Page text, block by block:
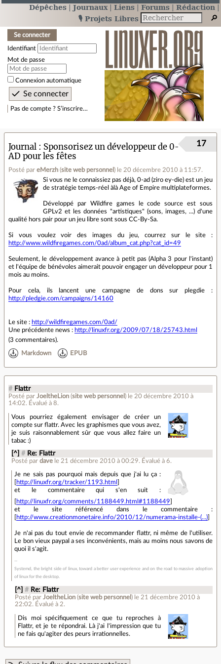
Dépêches Journaux Liens Forums
Rédaction
🎙️ Projets Libres
Se connecter
Identifiant
Mot de passe
Connexion automatique
Pas de compte ? S’inscrire…
Journal
Sponsorisez un développeur de 0-
AD pour les fêtes
Posté par eMerzh (site web personnel ) le 20 décembre 2010 à 11:57.
17
Si vous ne le connaissiez pas déjà, 0-ad (ziro ey-die) est un jeu
de stratégie temps-réel àlà Age of Empire multiplateformes.
Développé par Wildfire games le code source est sous
GPLv2 et les données "artistiques" (sons, images, ...) d'une
qualité hors pair pour un jeu libre sont sous CC-By-Sa.
Si vous voulez voir des images du jeu, courrez sur le site :
http://www.wildfiregames.com/0ad/album_cat.php?cat_id=49
Seulement, le développement avance à petit pas (Alpha 3 pour l'instant)
et l'équipe de bénévoles aimerait pouvoir engager un développeur pour 1
mois au moins.
Pour cela, ils lancent une campagne de dons sur plegdie :
http://pledgie.com/campaigns/14160
Le site : http://wildfiregames.com/0ad/
Une précédente news : http://linuxfr.org/2009/07/18/25743.html
(3 commentaires).
Markdown EPUB
# Flattr
Posté par JoeltheLion (site web personnel ) le 20 décembre 2010 à
14:02. Évalué à 8.
Vous pourriez également envisager de créer un
compte sur flattr. Avec les graphismes que vous avez,
je suis raisonnablement sûr que vous allez faire un
tabac :)
[^] # Re: Flattr
Posté pardave le 21 décembre 2010 à 00:29. Évalué à6.
Je ne sais pas pourquoi mais depuis que j'ai lu ça :
http://linuxfr.org/tracker/1193.html
et le commentaire qui s'en suit :
http://linuxfr.org/comments/1188449.html#1188449
et le site référencé dans le commentaire :
http://www.creationmonetaire.info/2010/12/numerama-installe-(...)
Je n'ai pas du tout envie de recommander flattr, ni même de l'utiliser.
Le bon vieux paypal a ses inconvénients, mais au moins nous savons de
quoi il s'agit.
Systemd, the bright side of linux, toward a better user experience and on the road to massive adoption
of linux for the desktop.
[^] # Re: Flattr
Posté par JoeltheLion(site web personnel ) le 21 décembre 2010 à
22:02. Évalué à 2.
Dis moi spécifiquement ce que tu reproches à
Flattr, et je te répondrai. Là j'ai l'impression que tu
ne fais qu'agiter des peurs irrationnelles.